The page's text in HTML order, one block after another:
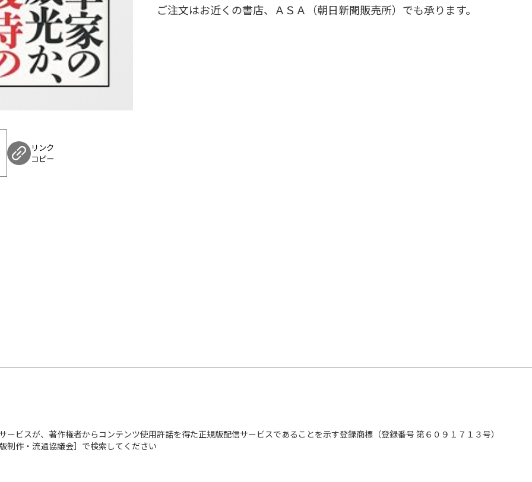
リンク
コピー
ご注文はお近くの書店、ＡＳＡ（朝日新聞販売所）でも承ります。
ビスが、著作権者からコンテンツ使用許諾を得た正規版配信サービスであることを示す登録商標（登録番号 第６０９１７１３号）
制作・流通協議会］で検索してください